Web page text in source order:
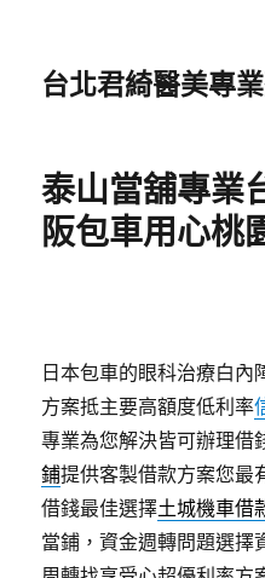
台北君綺醫美專
泰山當舖專業
阪包車用心桃
日本包車的眼科治療白
方案抵主要高額度低利率
專業為您解決皆可辦理借
鋪提供客製借款方案您最
借錢最佳選擇土城機車借
當鋪，資金週轉問題選擇